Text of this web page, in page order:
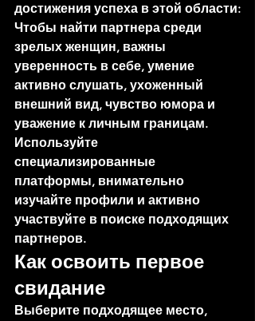
достижения успеха в этой области:
Чтобы найти партнера среди
зрелых женщин, важны
уверенность в себе, умение
активно слушать, ухоженный
внешний вид, чувство юмора и
уважение к личным границам.
Используйте
специализированные
платформы, внимательно
изучайте профили и активно
участвуйте в поиске подходящих
партнеров.
Как освоить первое
свидание
Выберите подходящее место,